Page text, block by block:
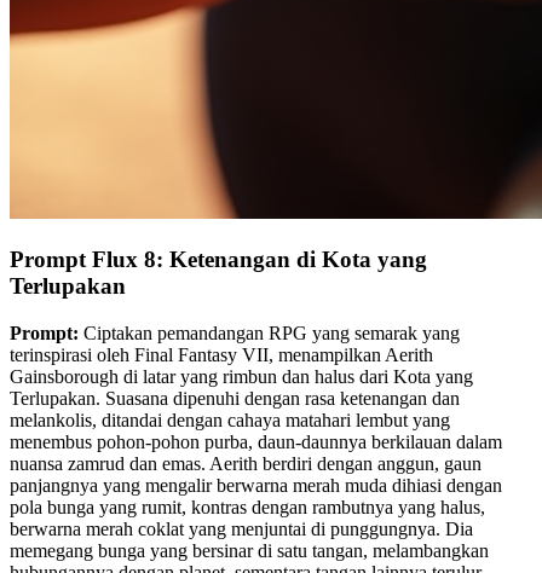
Prompt Flux 8: Ketenangan di Kota yang
Terlupakan
Prompt: Ciptakan pemandangan RPG yang semarak yang
terinspirasi oleh Final Fantasy VII, menampilkan Aerith
Gainsborough di latar yang rimbun dan halus dari Kota yang
Terlupakan. Suasana dipenuhi dengan rasa ketenangan dan
melankolis, ditandai dengan cahaya matahari lembut yang
menembus pohon-pohon purba, daun-daunnya berkilauan dalam
nuansa zamrud dan emas. Aerith berdiri dengan anggun, gaun
panjangnya yang mengalir berwarna merah muda dihiasi dengan
pola bunga yang rumit, kontras dengan rambutnya yang halus,
berwarna merah coklat yang menjuntai di punggungnya. Dia
memegang bunga yang bersinar di satu tangan, melambangkan